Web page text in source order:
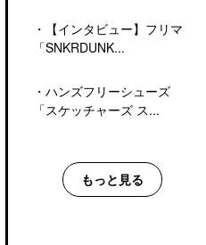
・
【インタビュー】フリマ
「SNKRDUNK...
・ ハンズフリーシューズ
「スケッチャーズ ス...
もっと見る